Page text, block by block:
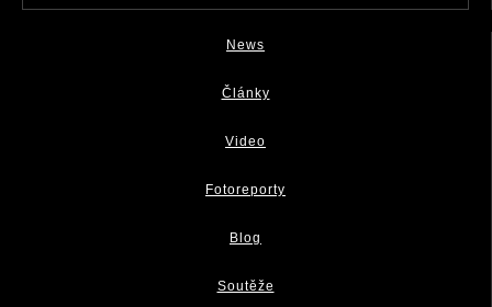
News
Články
Video
Fotoreporty
Blog
Soutěže